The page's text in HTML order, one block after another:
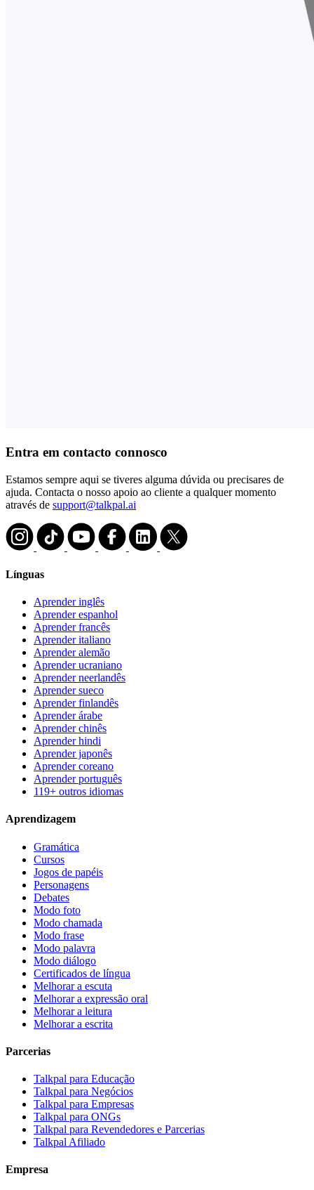
Entra em contacto connosco
Estamos sempre aqui se tiveres alguma dúvida ou precisares de
ajuda. Contacta o nosso apoio ao cliente a qualquer momento
através de support@talkpal.ai
Línguas
Aprender inglês
Aprender espanhol
Aprender francês
Aprender italiano
Aprender alemão
Aprender ucraniano
Aprender neerlandês
Aprender sueco
Aprender finlandês
Aprender árabe
Aprender chinês
Aprender hindi
Aprender japonês
Aprender coreano
Aprender português
119+ outros idiomas
Aprendizagem
Gramática
Cursos
Jogos de papéis
Personagens
Debates
Modo foto
Modo chamada
Modo frase
Modo palavra
Modo diálogo
Certificados de língua
Melhorar a escuta
Melhorar a expressão oral
Melhorar a leitura
Melhorar a escrita
Parcerias
Talkpal para Educação
Talkpal para Negócios
Talkpal para Empresas
Talkpal para ONGs
Talkpal para Revendedores e Parcerias
Talkpal Afiliado
Empresa